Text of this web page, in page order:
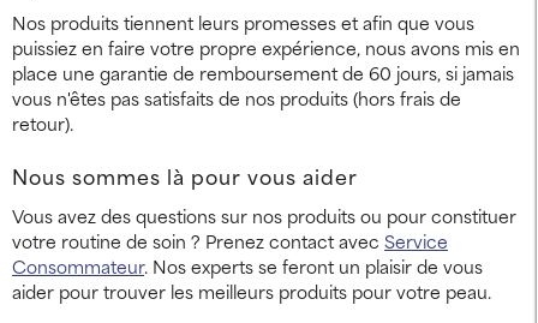
Nos produits tiennent leurs promesses et afin que vous
puissiez en faire votre propre expérience, nous avons mis en
place une garantie de remboursement de 60 jours, si jamais
vous n'êtes pas satisfaits de nos produits (hors frais de
retour).
Nous sommes là pour vous aider
Vous avez des questions sur nos produits ou pour constituer
votre routine de soin ? Prenez contact avec Service
Consommateur. Nos experts se feront un plaisir de vous
aider pour trouver les meilleurs produits pour votre peau.